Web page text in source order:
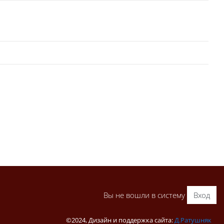
Вы не вошли в систему Вход
©2024, Дизайн и поддержка сайта:Д.Ратушняк